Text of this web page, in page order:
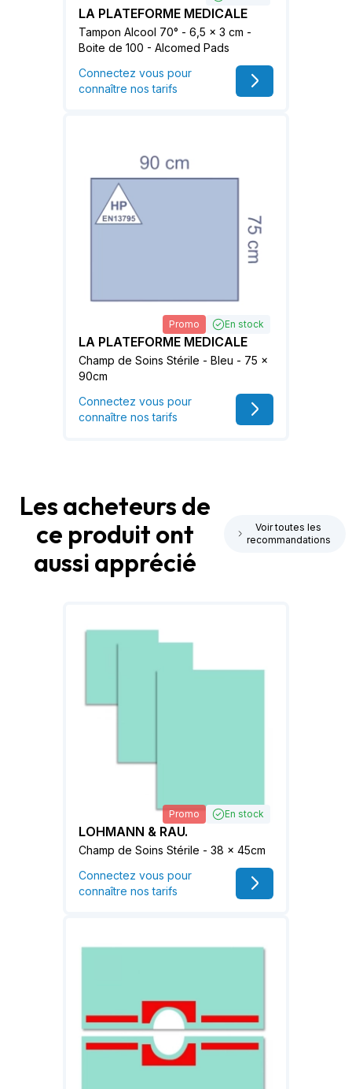
LA PLATEFORME MEDICALE
Tampon Alcool 70° - 6,5 x 3 cm -
Boite de 100 - Alcomed Pads
Connectez vous pour
connaître nos tarifs
Promo En stock
LA PLATEFORME MEDICALE
Champ de Soins Stérile - Bleu - 75 x
90cm
Connectez vous pour
connaître nos tarifs
Les acheteurs de
ce produit ont
aussi apprécié
Voir toutes les
recommandations
Promo En stock
LOHMANN & RAU.
Champ de Soins Stérile - 38 x 45cm
Connectez vous pour
connaître nos tarifs